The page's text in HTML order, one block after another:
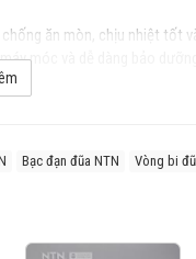
ăn mòn, chịu nhiệt tốt
móc và dễ dàng bảo dưỡng.
Chịu tải hướng kính lớn, phổ
Chịu tải trọng lớn hơn, ứng
Dùng trong các ngành
Bạc đạn đũa NTN Vòng bi